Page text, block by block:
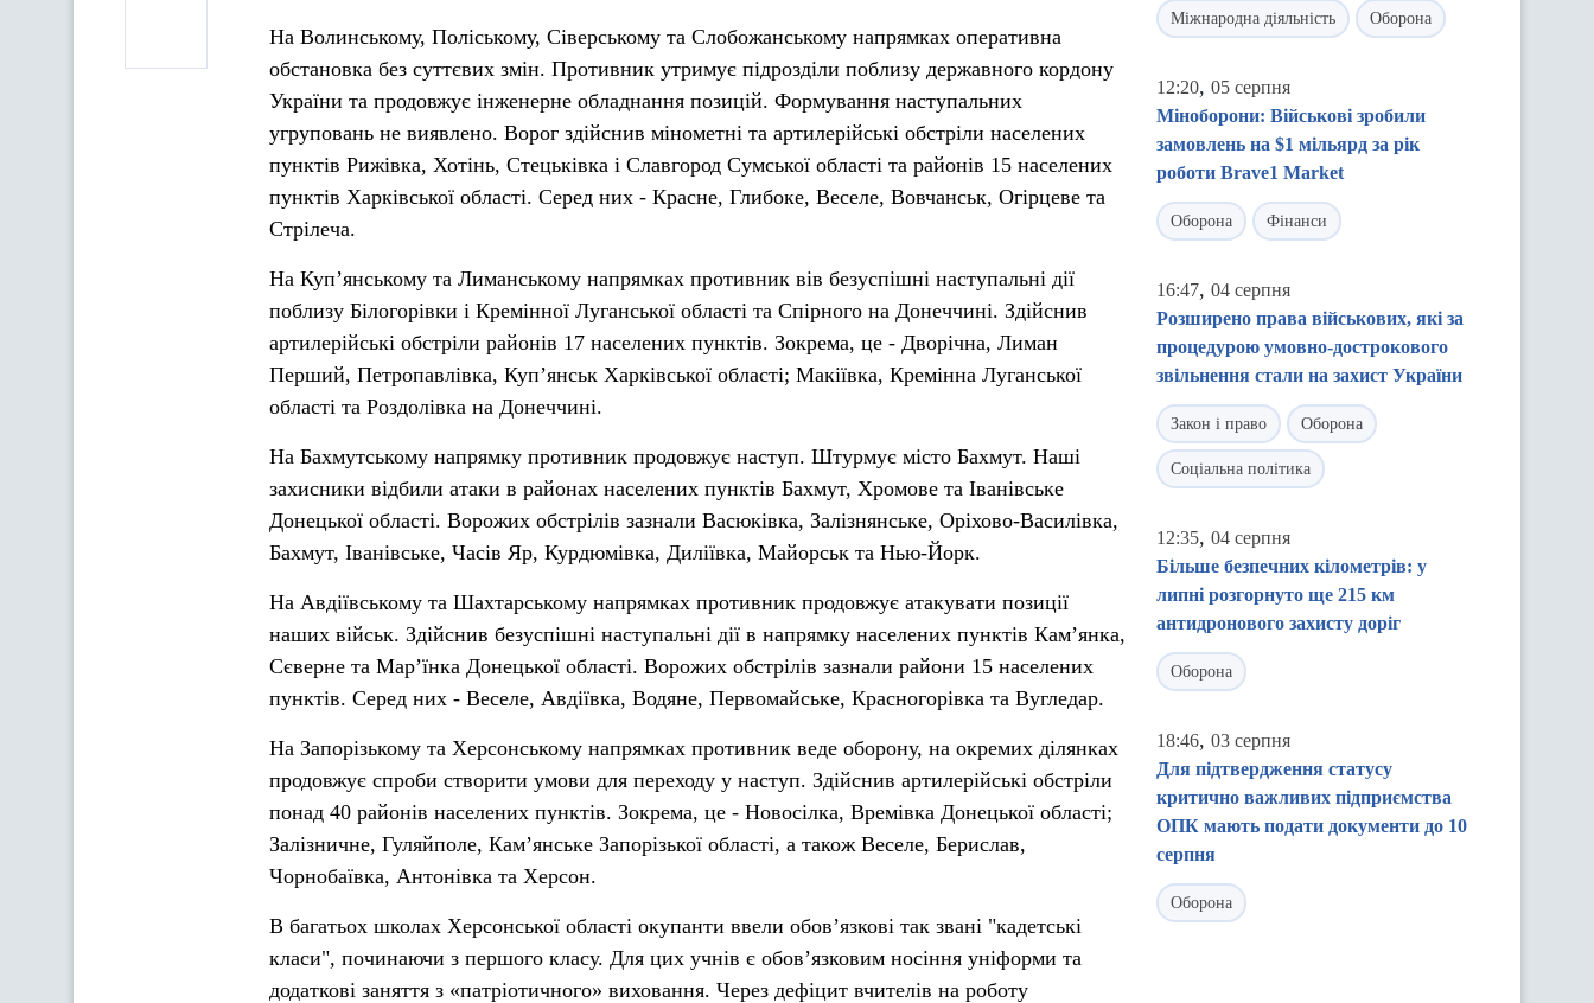
На Волинському, Поліському, Сіверському та Слобожанському напрямках оперативна
обстановка без суттєвих змін. Противник утримує підрозділи поблизу державного кордону
України та продовжує інженерне обладнання позицій. Формування наступальних
угруповань не виявлено. Ворог здійснив мінометні та артилерійські обстріли населених
пунктів Рижівка, Хотінь, Стецьківка і Славгород Сумської області та районів 15 населених
пунктів Харківської області. Серед них - Красне, Глибоке, Веселе, Вовчанськ, Огірцеве та
Стрілеча.
На Куп’янському та Лиманському напрямках противник вів безуспішні наступальні дії
поблизу Білогорівки і Кремінної Луганської області та Спірного на Донеччині. Здійснив
артилерійські обстріли районів 17 населених пунктів. Зокрема, це - Дворічна, Лиман
Перший, Петропавлівка, Куп’янськ Харківської області; Макіївка, Кремінна Луганської
області та Роздолівка на Донеччині.
На Бахмутському напрямку противник продовжує наступ. Штурмує місто Бахмут. Наші
захисники відбили атаки в районах населених пунктів Бахмут, Хромове та Іванівське
Донецької області. Ворожих обстрілів зазнали Васюківка, Залізнянське, Оріхово-Василівка,
Бахмут, Іванівське, Часів Яр, Курдюмівка, Диліївка, Майорськ та Нью-Йорк.
На Авдіївському та Шахтарському напрямках противник продовжує атакувати позиції
наших військ. Здійснив безуспішні наступальні дії в напрямку населених пунктів Кам’янка,
Сєверне та Мар’їнка Донецької області. Ворожих обстрілів зазнали райони 15 населених
пунктів. Серед них - Веселе, Авдіївка, Водяне, Первомайське, Красногорівка та Вугледар.
На Запорізькому та Херсонському напрямках противник веде оборону, на окремих ділянках
продовжує спроби створити умови для переходу у наступ. Здійснив артилерійські обстріли
понад 40 районів населених пунктів. Зокрема, це - Новосілка, Времівка Донецької області;
Залізничне, Гуляйполе, Кам’янське Запорізької області, а також Веселе, Берислав,
Чорнобаївка, Антонівка та Херсон.
В багатьох школах Херсонської області окупанти ввели обов’язкові так звані "кадетські
класи", починаючи з першого класу. Для цих учнів є обов’язковим носіння уніформи та
додаткові заняття з «патріотичного» виховання. Через дефіцит вчителів на роботу
Міжнародна діяльність Оборона
12:20, 05 серпня
Міноборони: Військові зробили
замовлень на $1 мільярд за рік
роботи Brave1 Market
Оборона Фінанси
16:47, 04 серпня
Розширено права військових, які за
процедурою умовно-дострокового
звільнення стали на захист України
Закон і право Оборона
Соціальна політика
12:35, 04 серпня
Більше безпечних кілометрів: у
липні розгорнуто ще 215 км
антидронового захисту доріг
Оборона
18:46, 03 серпня
Для підтвердження статусу
критично важливих підприємства
ОПК мають подати документи до 10
серпня
Оборона